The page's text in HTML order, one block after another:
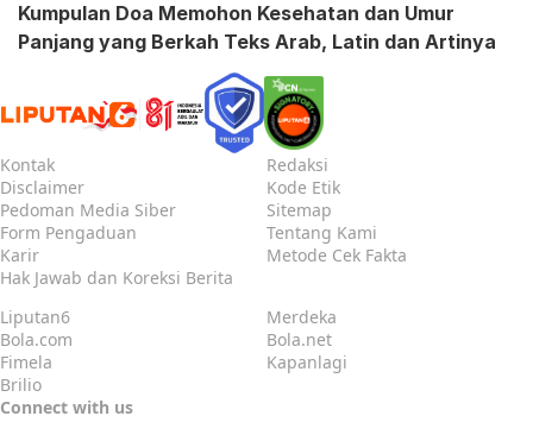
Kumpulan Doa Memohon Kesehatan dan Umur
Panjang yang Berkah Teks Arab, Latin dan Artinya
Kontak
Redaksi
Disclaimer
Kode Etik
Pedoman Media Siber
Sitemap
Form Pengaduan
Tentang Kami
Karir
Metode Cek Fakta
Hak Jawab dan Koreksi Berita
Liputan6
Merdeka
Bola.com
Bola.net
Fimela
Kapanlagi
Brilio
Connect with us